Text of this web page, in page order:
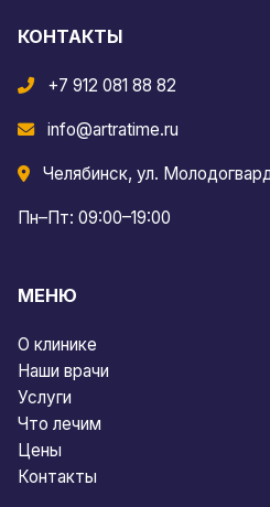
КОНТАКТЫ
+7 912 081 88 82
info@artratime.ru
Челябинск, ул.
Пн–Пт: 09:00–19:00
МЕНЮ
О клинике
Наши врачи
Услуги
Что лечим
Цены
Контакты